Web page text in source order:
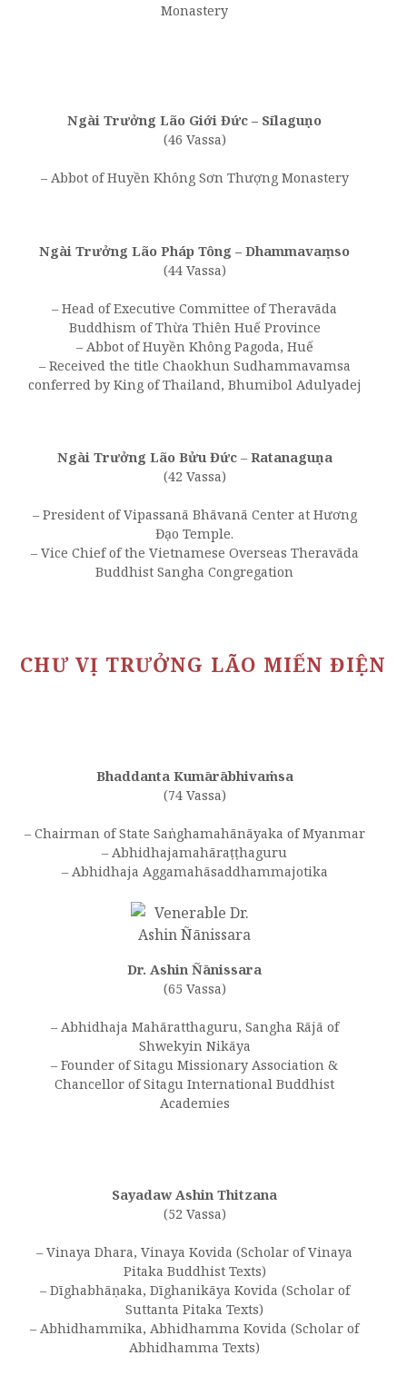
Monastery
Ngài Trưởng Lão Giới Đức – Sīlaguṇo
(46 Vassa)
– Abbot of Huyền Không Sơn Thượng Monastery
Ngài Trưởng Lão Pháp Tông – Dhammavaṃso
(44 Vassa)
– Head of Executive Committee of Theravāda
Buddhism of Thừa Thiên Huế Province
– Abbot of Huyền Không Pagoda, Huế
– Received the title Chaokhun Sudhammavamsa
conferred by King of Thailand, Bhumibol Adulyadej
Ngài Trưởng Lão Bửu Đức –Ratanaguṇa
(42 Vassa)
– President of Vipassanā Bhāvanā Center at Hương
Đạo Temple.
– Vice Chief of the Vietnamese Overseas Theravāda
Buddhist Sangha Congregation
CHƯ VỊ TRƯỞNG LÃO MIẾN ĐIỆN
Bhaddanta Kumārābhivaṁsa
(74 Vassa)
– Chairman of State Saṅghamahānāyaka of Myanmar
– Abhidhajamahāraṭṭhaguru
– Abhidhaja Aggamahāsaddhammajotika
Dr. Ashin Ñānissara
(65 Vassa)
– Abhidhaja Mahāratthaguru, Sangha Rājā of
Shwekyin Nikāya
– Founder of Sitagu Missionary Association &
Chancellor of Sitagu International Buddhist
Academies
Sayadaw Ashin Thitzana
(52 Vassa)
– Vinaya Dhara, Vinaya Kovida (Scholar of Vinaya
Pitaka Buddhist Texts)
– Dīghabhāṇaka, Dīghanikāya Kovida (Scholar of
Suttanta Pitaka Texts)
– Abhidhammika, Abhidhamma Kovida (Scholar of
Abhidhamma Texts)